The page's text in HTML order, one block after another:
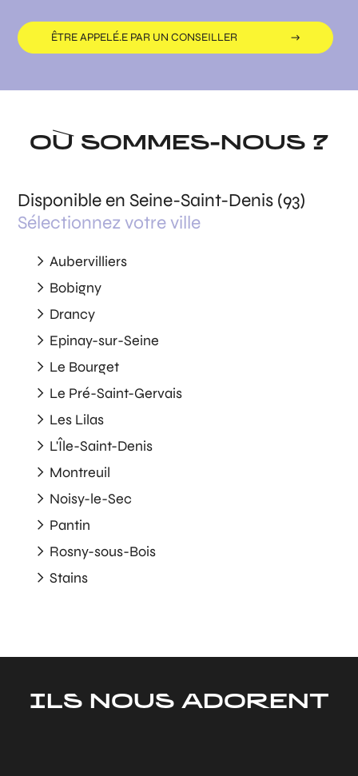
ÊTRE APPELÉ.E PAR UN CONSEILLER
OÙ SOMMES-NOUS ?
Disponible en Seine-Saint-Denis (93)
Sélectionnez votre ville
Aubervilliers
Bobigny
Drancy
Epinay-sur-Seine
Le Bourget
Le Pré-Saint-Gervais
Les Lilas
L'Île-Saint-Denis
Montreuil
Noisy-le-Sec
Pantin
Rosny-sous-Bois
Stains
ILS NOUS ADORENT